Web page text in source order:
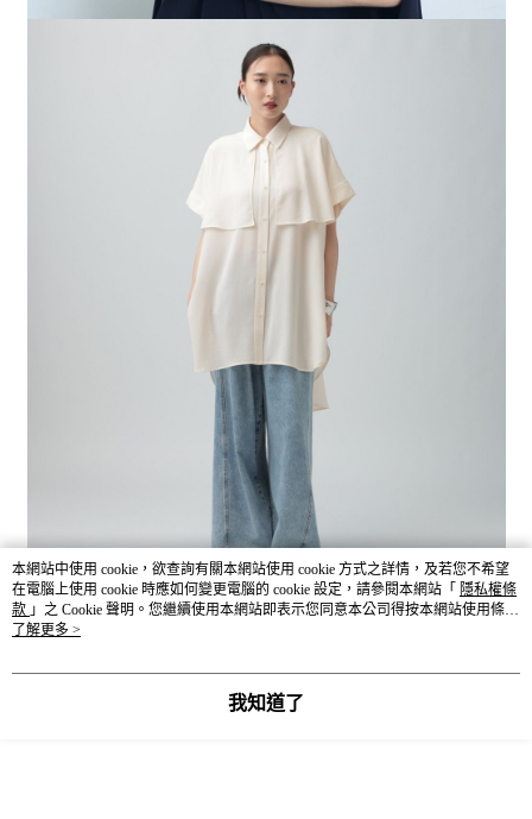
本網站中使用 cookie，欲查詢有關本網站使用 cookie 方式之詳情，及若您不希望
在電腦上使用 cookie 時應如何變更電腦的 cookie 設定，請參閱本網站「 隱私權條
款 」之 Cookie 聲明。您繼續使用本網站即表示您同意本公司得按本網站使用條款
之 Cookie 聲明使用 cookie。
了解更多 >
我知道了